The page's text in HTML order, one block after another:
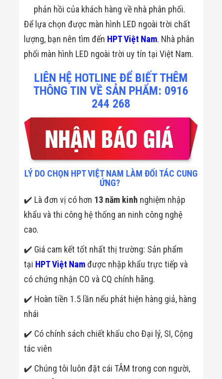
phản hồi của khách hàng về nhà phân phối.
Để lựa chọn được màn hình LED ngoài trời chất
lượng, bạn nên tìm đến HPT Việt Nam. Nhà phân
phối màn hình LED ngoài trời uy tín tại Việt Nam.
LIÊN HỆ HOTLINE ĐỂ BIẾT THÊM
THÔNG TIN VỀ SẢN PHẨM: 0916
244 268
LÝ DO CHỌN HPT VIỆT NAM LÀM ĐỐI TÁC CUNG
ỨNG?
✔️ Là đơn vị có hơn 13 năm kinh nghiệm nhập
khẩu và thi công hệ thống an ninh công nghệ
cao.
✔️ Giá cam kết tốt nhất thị trường: Sản phẩm
tại HPT Việt Namđược nhập khẩu trực tiếp và
có chứng nhận CO và CQ chính hãng.
✔️ Hoàn tiền 1.5 lần nếu phát hiện hàng giả, hàng
nhái
✔️ Có chính sách chiết khấu cho Đại lý, SI, Cộng
tác viên
✔️ Chúng tôi luôn đặt cái TÂM trong con người,